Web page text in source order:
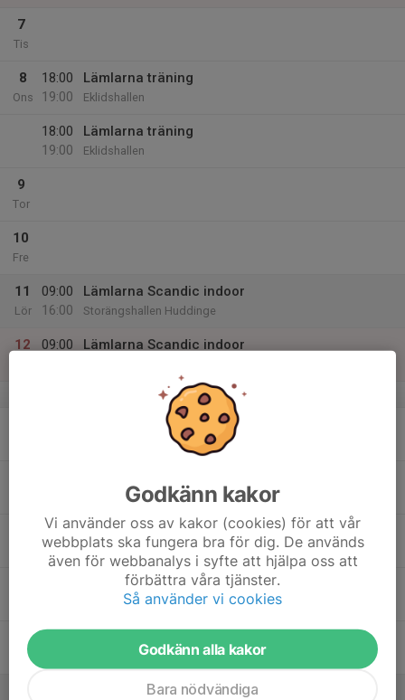
7
Tis
8
Ons
18:00
19:00
Lämlarna träning
Eklidshallen
18:00
19:00
Lämlarna träning
Eklidshallen
9
Tor
10
Fre
11
Lör
09:00
16:00
Lämlarna Scandic indoor
Storängshallen Huddinge
12
09:00
Lämlarna Scandic indoor
v.3
Lämlarna träning
18:00
19:00
Lämlarna träning
Eklidshallen
17
Fre
Lämlarna Täby Vinterspel
Godkänn kakor
Vi använder oss av kakor (cookies) för att vår
webbplats ska fungera bra för dig. De används
även för webbanalys i syfte att hjälpa oss att
förbättra våra tjänster.
Så använder vi cookies
Godkänn alla kakor
Bara nödvändiga